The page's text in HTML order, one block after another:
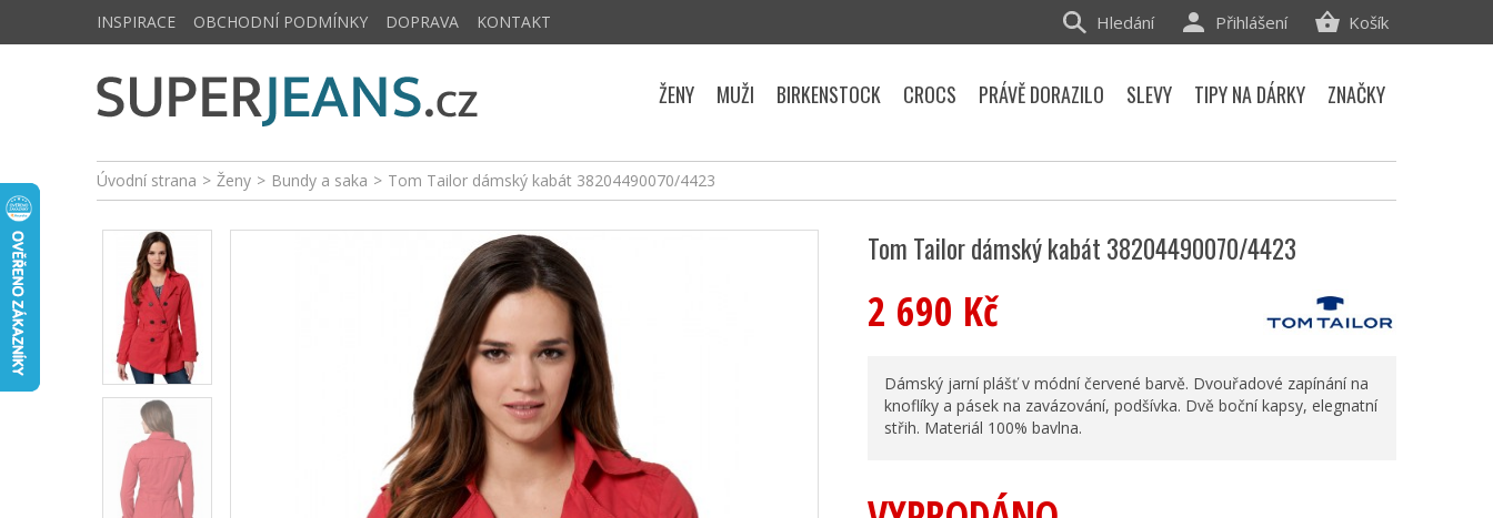
Úvodní strana > Ženy > Bundy a saka > Tom Tailor dámský kabát 38204490070/4423
Tom Tailor dámský kabát 38204490070/4423
2 690 Kč
Dámský jarní plášť v módní červené barvě. Dvouřadové zapínání na
knoflíky a pásek na zavázování, podšívka. Dvě boční kapsy, elegnatní
střih. Materiál 100% bavlna.
INSPIRACE OBCHODNÍ PODMÍNKY DOPRAVA KONTAKT Košík
Přihlášení
Hledání
ŽENY MUŽI BIRKENSTOCK CROCS PRÁVĚ DORAZILO SLEVY TIPY NA DÁRKY ZNAČKY